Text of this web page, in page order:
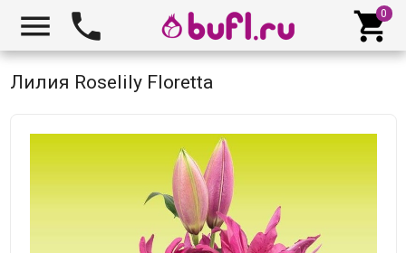
  
Лилия Roselily Floretta